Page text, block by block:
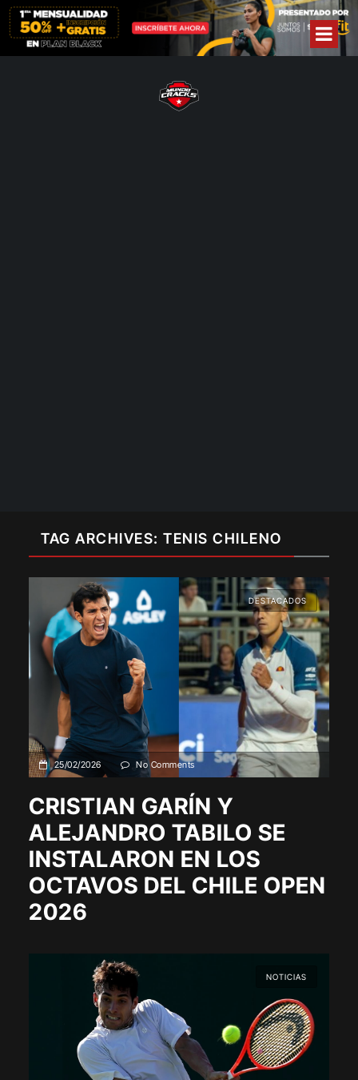
TAG ARCHIVES: TENIS CHILENO
DESTACADOS
25/02/2026 No Comments
CRISTIAN GARÍN Y
ALEJANDRO TABILO SE
INSTALARON EN LOS
OCTAVOS DEL CHILE OPEN
2026
NOTICIAS